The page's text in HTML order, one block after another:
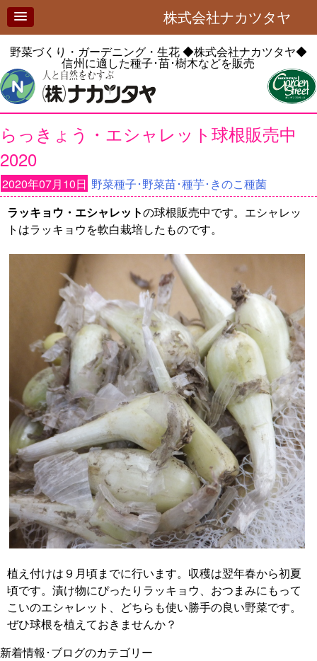
株式会社ナカツタヤ
野菜づくり・ガーデニング・生花◆株式会社ナカツタヤ◆
信州に適した種子･苗･樹木などを販売
らっきょう・エシャレット球根販売中
2020
2020年07月10日 野菜種子･野菜苗･種芋･きのこ種菌
ラッキョウ・エシャレットの球根販売中です。エシャレッ
トはラッキョウを軟白栽培したものです。
植え付けは９月頃までに行います。収穫は翌年春から初夏
頃です。漬け物にぴったりラッキョウ、おつまみにもって
こいのエシャレット、どちらも使い勝手の良い野菜です。
ぜひ球根を植えておきませんか？
新着情報･ブログのカテゴリー